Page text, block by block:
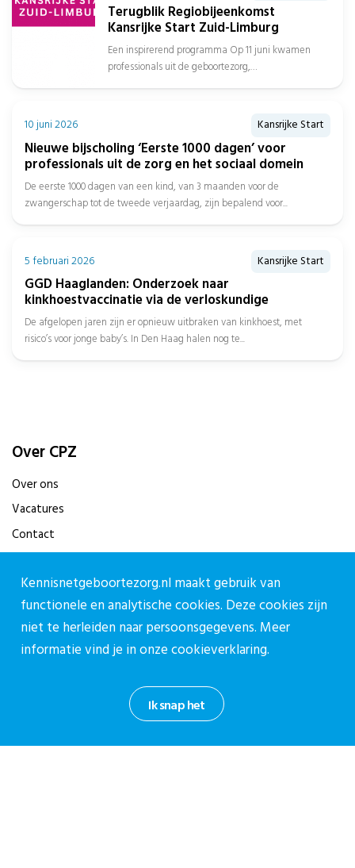
Terugblik Regiobijeenkomst
Kansrijke Start Zuid-Limburg
Een inspirerend programma Op 11 juni kwamen
professionals uit de geboortezorg,
10 juni 2026 Kansrijke Start
Nieuwe bijscholing ‘Eerste 1000 dagen’ voor
professionals uit de zorg en het sociaal domein
De eerste 1000 dagen van een kind, van 3 maanden voor de
zwangerschap tot de tweede verjaardag, zijn bepalend voor...
5 februari 2026 Kansrijke Start
GGD Haaglanden: Onderzoek naar
kinkhoestvaccinatie via de verloskundige
De afgelopen jaren zijn er opnieuw uitbraken van kinkhoest, met
risico’s voor jonge baby’s. In Den Haag halen nog te...
Over CPZ
Over ons
Vacatures
Contact
Contact
Contactpagina
030-27 39 786
cpz@stichtingcpz.nl
Mercatorlaan 1200, 3528 BL Utrecht
Blijf op de hoogte
Ik snap het
Kennisnetgeboortezorg.nl maakt gebruik van
functionele en analytische cookies. Deze cookies zijn
niet te herleiden naar persoonsgegevens. Meer
informatie vind je in onzecookieverklaring.